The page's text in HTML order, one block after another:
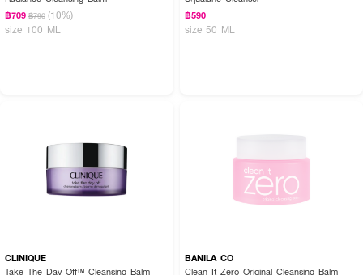
฿709 ฿790 (10%)
size 100 ML
฿590
size 50 ML
CLINIQUE
Take The Day Off™ Cleansing Balm
BANILA CO
Clean It Zero Original Cleansing Balm